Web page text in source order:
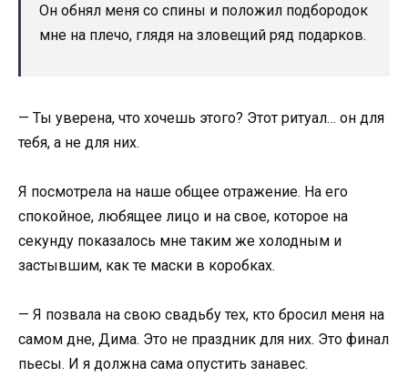
Он обнял меня со спины и положил подбородок
мне на плечо, глядя на зловещий ряд подарков.
— Ты уверена, что хочешь этого? Этот ритуал… он для
тебя, а не для них.
Я посмотрела на наше общее отражение. На его
спокойное, любящее лицо и на свое, которое на
секунду показалось мне таким же холодным и
застывшим, как те маски в коробках.
— Я позвала на свою свадьбу тех, кто бросил меня на
самом дне, Дима. Это не праздник для них. Это финал
пьесы. И я должна сама опустить занавес.